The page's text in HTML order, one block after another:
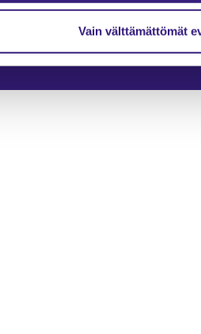
Vain välttämättömät
käsittelytoimista